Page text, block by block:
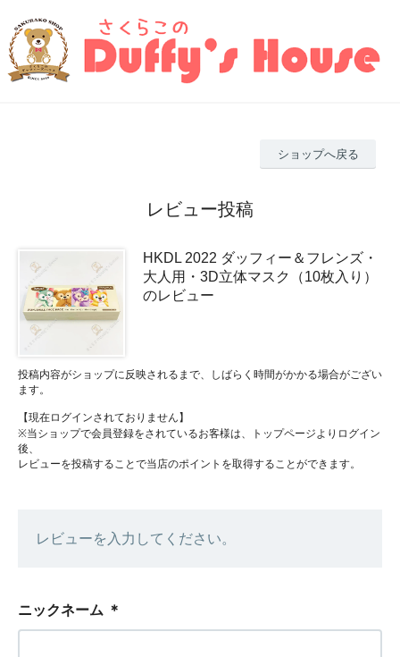
ショップへ戻る
レビュー投稿
HKDL 2022 ダッフィー＆フレンズ・
大人用・3D立体マスク（10枚入り）
のレビュー
投稿内容がショップに反映されるまで、しばらく時間がかかる場合がござい
ます。
【現在ログインされておりません】
※当ショップで会員登録をされているお客様は、トップページよりログイン
後、
レビューを投稿することで当店のポイントを取得することができます。
レビューを入力してください。
ニックネーム ＊